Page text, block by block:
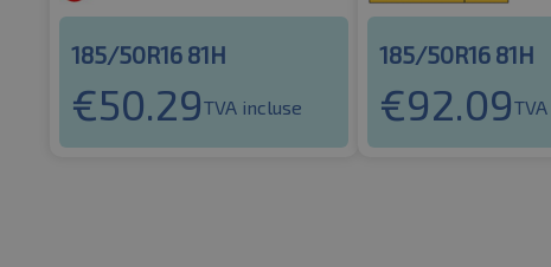
185/50R16 81H
€50.29TVA incluse
185/50R16 81H
€92.09